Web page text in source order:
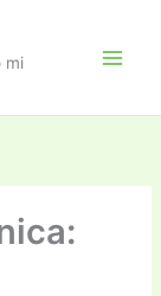
mi